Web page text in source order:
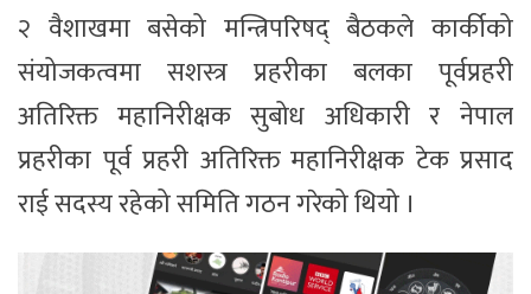
२ वैशाखमा बसेको मन्त्रिपरिषद् बैठकले कार्कीको
संयोजकत्वमा सशस्त्र प्रहरीका बलका पूर्वप्रहरी
अतिरिक्त महानिरीक्षक सुबोध अधिकारी र नेपाल
प्रहरीका पूर्व प्रहरी अतिरिक्त महानिरीक्षक टेक प्रसाद
राई सदस्य रहेको समिति गठन गरेको थियो ।